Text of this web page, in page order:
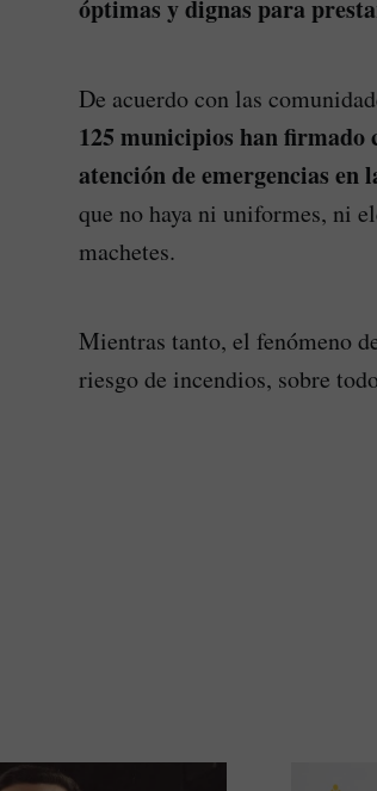
óptimas y dignas para
De acuerdo con las
125 municipios han firmado
atención de emergencias en
que no haya ni uniformes, ni
machetes.
Mientras tanto, el fenómeno
riesgo de incendios, sobre